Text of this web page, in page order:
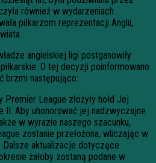
również w wydarzeniach
piłkarzom reprezentacji Anglii,
angielskiej ligi postganowiły
O tej decyzji poinformowano
brzmi następująco:
Premier League złożyły hołd Jej
II. Aby uhonorować jej nadzwyczajne
w wyrazie naszego szacunku,
zostanie przełożona, wliczając w
Dalsze aktualizacje dotyczące
żałoby zostaną podane w